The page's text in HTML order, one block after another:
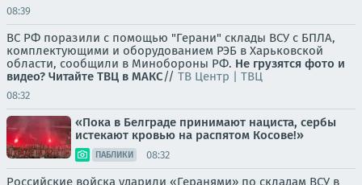
08:39
ВС РФ поразили с помощью "Герани" склады ВСУ с БПЛА,
комплектующими и оборудованием РЭБ в Харьковской
области, сообщили в Минобороны РФ. Не грузятся фото и
видео? Читайте ТВЦ в МАКС// ТВ Центр | ТВЦ
08:32
«Пока в Белграде принимают нациста, сербы
истекают кровью на распятом Косове!»
ПАБЛИКИ 08:32
Российские войска ударили «Геранями» по складам ВСУ в